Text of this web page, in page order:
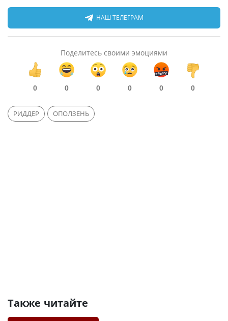
НАШ ТЕЛЕГРАМ
Поделитесь своими эмоциями
0 0 0 0 0 0
РИДДЕР ОПОЛЗЕНЬ
Также читайте